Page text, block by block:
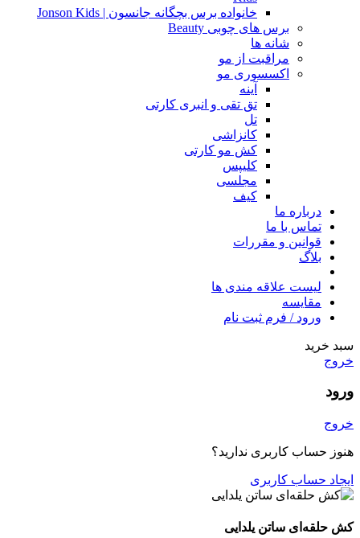
خانواده برس بچگانه جانسون | Jonson Kids
برس های چوبی Beauty
شانه ها
مراقبت از مو
اکسسوری مو
آینه
تق تقی و انبری کارتی
تل
کانزاشی
کش مو کارتی
کلیپس
مجلسی
کیف
درباره ما
تماس با ما
قوانین و مقررات
بلاگ
لیست علاقه مندی ها
مقایسه
ورود / فرم ثبت نام
سبد خرید
خروج
ورود
خروج
هنوز حساب کاربری ندارید؟
ایجاد حساب کاربری
کش حلقه‌ای ساتن یلدایی